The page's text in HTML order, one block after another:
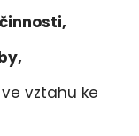
vztahu ke